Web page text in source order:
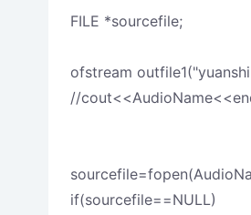
FILE *sourcefile;
ofstream
//
if(sourcefile==NULL)